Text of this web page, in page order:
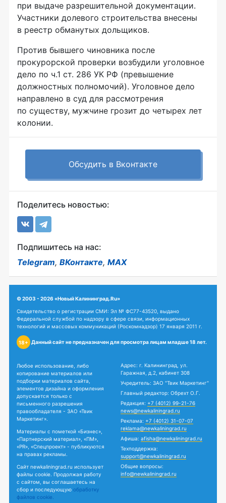
при выдаче разрешительной документации.
Участники долевого строительства внесены
в реестр обманутых дольщиков.
Против бывшего чиновника после
прокурорской проверки возбудили уголовное
дело по ч.1 ст. 286 УК РФ (превышение
должностных полномочий). Уголовное дело
направлено в суд для рассмотрения
по существу, мужчине грозит до четырех лет
колонии.
Обсудить в Вконтакте
Поделитесь новостью:
Подпишитесь на нас:
Telegram, ВКонтакте, MAX
© 2003 - 2026 «Новый Калининград.Ru»
Свидетельство о регистрации СМИ: Эл № ФС77-43520, выдано
Федеральной службой по надзору в сфере связи, информационных
технологий и массовых коммуникаций (Роскомнадзор) 17 января 2011 г.
18+ Данный сайт не предназначен для просмотра лицам младше 18 лет.
Любое использование, либо
копирование материалов или
подборки материалов сайта,
элементов дизайна и оформления
допускается только с
письменного разрешения
правообладателя - ЗАО «Твик
Маркетинг».
Материалы с пометкой «Бизнес»,
«Партнерский материал», «ПМ»,
«PR», «Спецпроект» - публикуются
на правах рекламы.
Сайт newkaliningrad.ru использует
файлы cookie. Продолжая работу
с сайтом, вы соглашаетесь на
сбор и последующую обработку
файлов cookie.
Адрес: г. Калининград, ул.
Гаражная, д.2, кабинет 308
Учредитель: ЗАО "Твик Маркетинг"
Главный редактор: Обрехт О.Г.
Редакция: +7 (4012) 99-21-76
news@newkaliningrad.ru
Реклама: +7 (4012) 31-07-07
reklama@newkaliningrad.ru
Афиша: afisha@newkaliningrad.ru
Техподдержка:
support@newkaliningrad.ru
Общие вопросы:
info@newkaliningrad.ru